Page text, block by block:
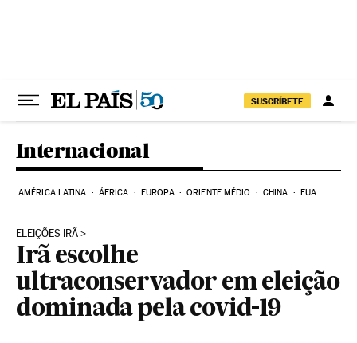
SUSCRÍBETE
Internacional
AMÉRICA LATINA ÁFRICA EUROPA ORIENTE MÉDIO CHINA EUA
ELEIÇÕES IRÃ
Irã escolhe
ultraconservador em eleição
dominada pela covid-19